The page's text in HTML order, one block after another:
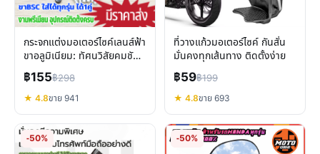
กระจกแต่งมอเตอร์ไซค์เลนส์ฟ้า
ขาอลูมิเนียม: ทัศนวิสัยคมชัด
สไตล์เด่นทุกรุ่น
฿155฿298
★ 4.8ขาย 941
ที่วางแก้วมอเตอร์ไซค์ กันสั่น
มั่นคงทุกเส้นทาง ติดตั้งง่าย
฿59฿199
★ 4.8ขาย 693
-50% -50%